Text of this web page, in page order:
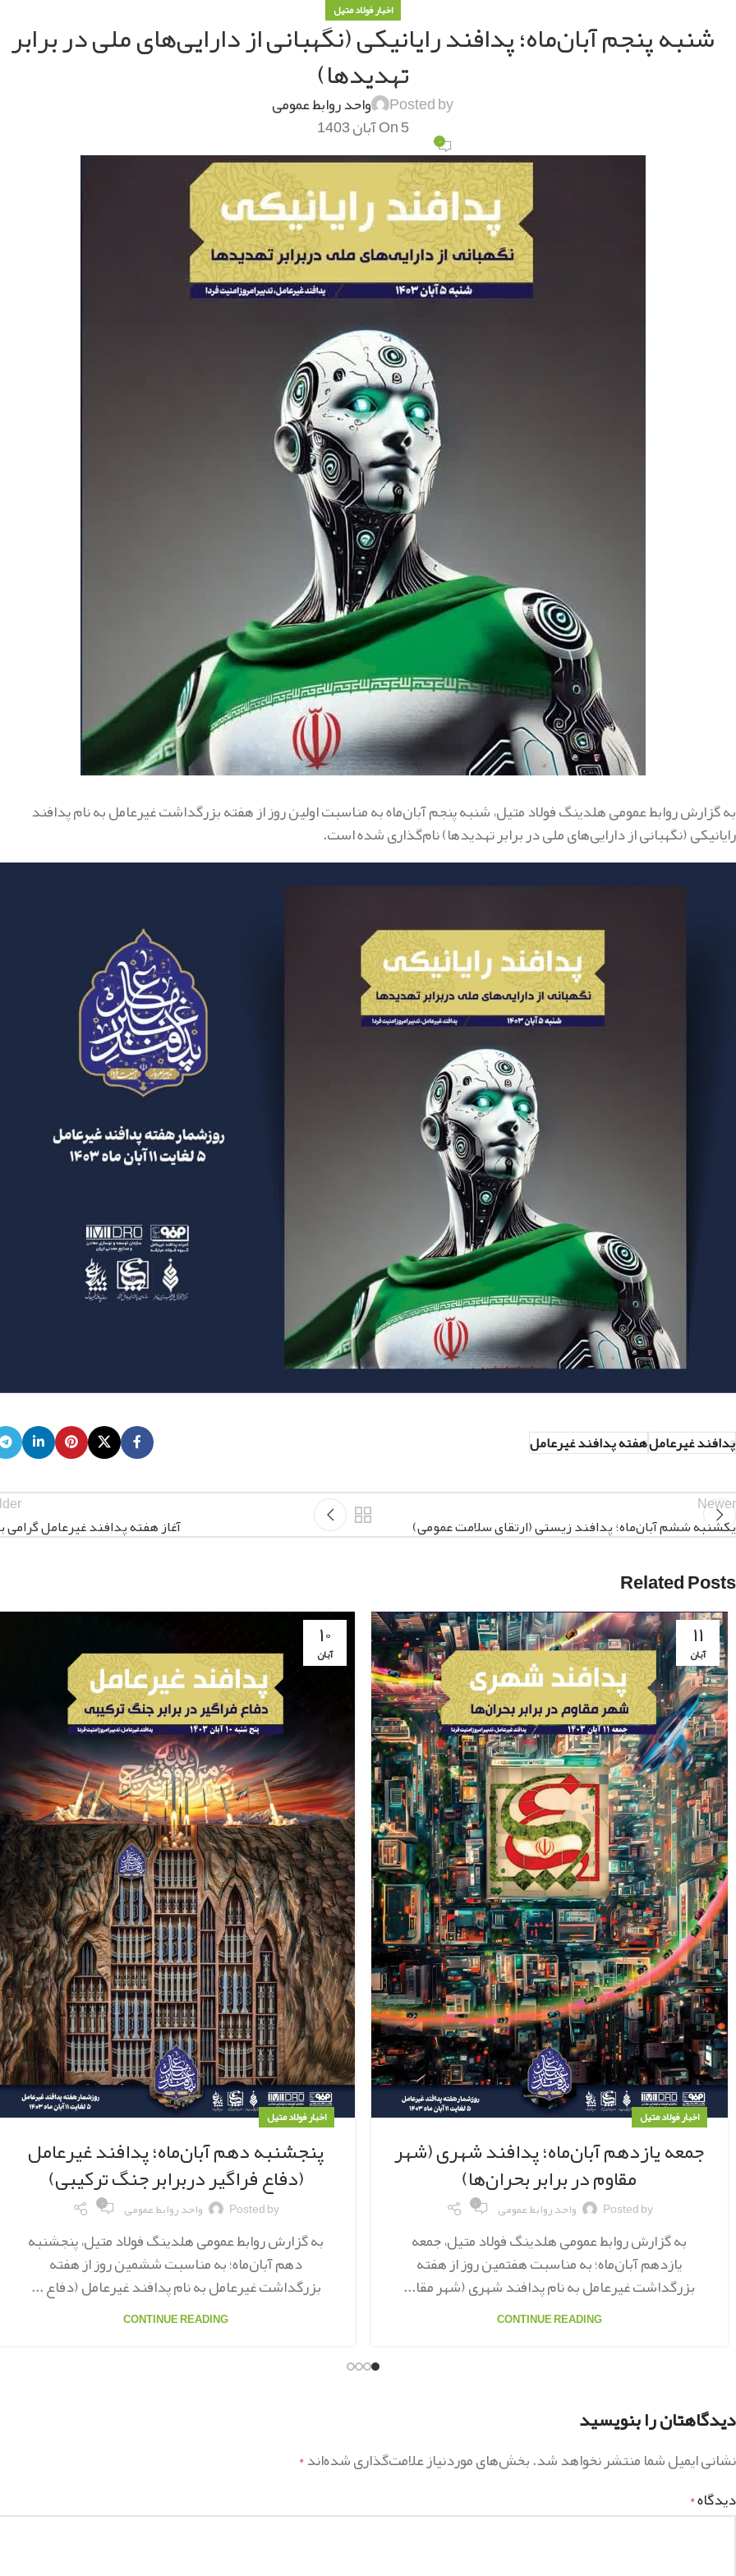
اخبار فولاد متیل
شنبه پنجم آبان‌ماه؛ پدافند رایانیکی (نگهبانی از دارایی‌های ملی در برابر
تهدیدها)
Posted by واحد روابط عمومی
On 5 آبان 1403 ۰
به گزارش روابط عمومی هلدینگ فولاد متیل، شنبه پنجم آبان‌ماه به مناسبت اولین روز از هفته بزرگداشت غیرعامل به نام پدافند
رایانیکی (نگهبانی از دارایی‌های ملی در برابر تهدیدها) نام‌گذاری شده است.
پدافند غیرعاملهفته پدافند غیرعامل
Newer
یکشنبه ششم آبان‌ماه؛ پدافند زیستی (ارتقای سلامت عمومی)
آغاز هفته پدافند غیرعامل گرامی
Related Posts
۱۱
آبان
اخبار فولاد متیل
جمعه یازدهم آبان‌ماه؛ پدافند شهری (شهر
مقاوم در برابر بحران‌ها)
Posted by واحد روابط عمومی ۰
به گزارش روابط عمومی هلدینگ فولاد متیل، جمعه
یازدهم آبان‌ماه؛ به مناسبت هفتمین روز از هفته
بزرگداشت غیرعامل به نام پدافند شهری (شهر مقا...
CONTINUE READING
۱۰
آبان
اخبار فولاد متیل
پنجشنبه دهم آبان‌ماه؛ پدافند غیرعامل
(دفاع فراگیر دربرابر جنگ ترکیبی)
Posted by واحد روابط عمومی ۰
به گزارش روابط عمومی هلدینگ فولاد متیل، پنجشنبه
دهم آبان‌ماه؛ به مناسبت ششمین روز از هفته
بزرگداشت غیرعامل به نام پدافند غیرعامل (دفاع ...
CONTINUE READING
دیدگاهتان را بنویسید
نشانی ایمیل شما منتشر نخواهد شد.بخش‌های موردنیاز علامت‌گذاری شده‌اند*
دیدگاه*